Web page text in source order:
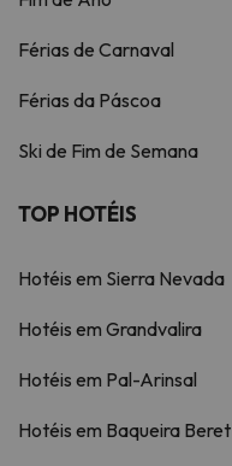
Férias de Carnaval
Férias da Páscoa
Ski de Fim de Semana
TOP HOTÉIS
Hotéis em Sierra Nevada
Hotéis em Grandvalira
Hotéis em Pal-Arinsal
Hotéis em Baqueira Beret